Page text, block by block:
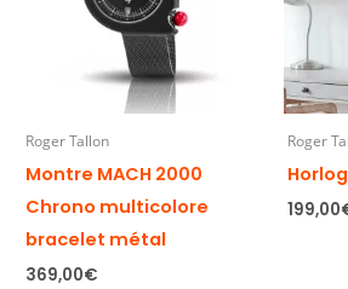
Roger Tallon
Montre MACH 2000
Chrono multicolore
bracelet métal
369,00€
Roger
199,00